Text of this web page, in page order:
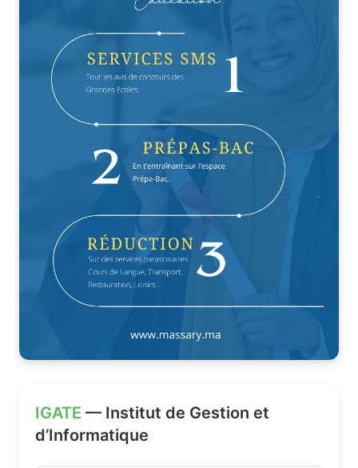
IGATE — Institut de Gestion et
d’Informatique